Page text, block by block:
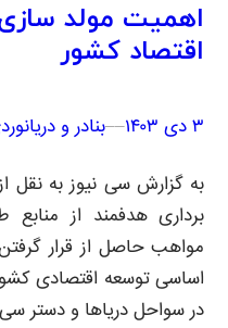
اهمیت مولد
اقتصاد کشور
۳ دی ۱۴۰۳ –
–بنادر و
به گزارش سی نیوز به نقل
برداری هدفمند از منابع
مواهب حاصل از قرار
اساسی توسعه اقتصادی
در سواحل دریاها و دستر